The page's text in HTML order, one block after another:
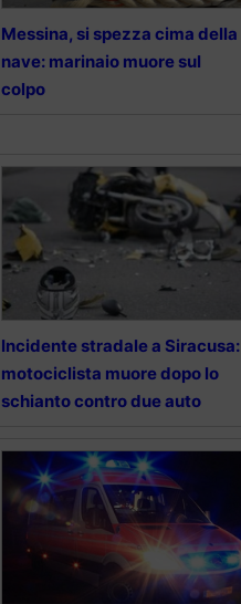
Messina, si spezza cima della
nave: marinaio muore sul
colpo
Incidente stradale a Siracusa:
motociclista muore dopo lo
schianto contro due auto